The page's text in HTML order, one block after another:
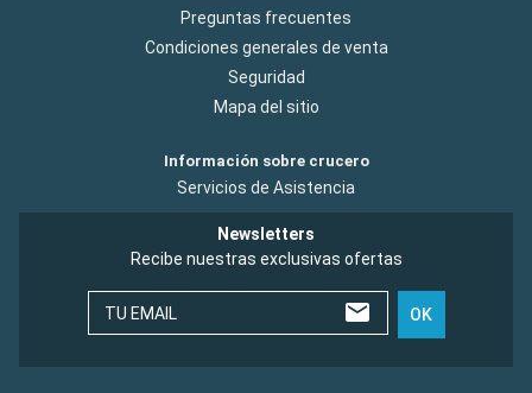
Preguntas frecuentes
Condiciones generales de venta
Seguridad
Mapa del sitio
Información sobre crucero
Servicios de Asistencia
Newsletters
Recibe nuestras exclusivas ofertas
TU EMAIL OK